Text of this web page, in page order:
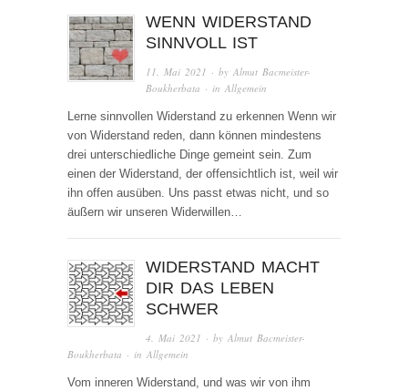
WENN WIDERSTAND
SINNVOLL IST
11. Mai 2021 · byAlmut Bacmeister-
Boukherbata · inAllgemein
Lerne sinnvollen Widerstand zu erkennen Wenn wir
von Widerstand reden, dann können mindestens
drei unterschiedliche Dinge gemeint sein. Zum
einen der Widerstand, der offensichtlich ist, weil wir
ihn offen ausüben. Uns passt etwas nicht, und so
äußern wir unseren Widerwillen…
WIDERSTAND MACHT
DIR DAS LEBEN
SCHWER
4. Mai 2021 · byAlmut Bacmeister-
Boukherbata · in Allgemein
Vom inneren Widerstand, und was wir von ihm